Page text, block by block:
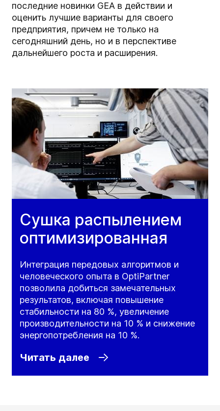
последние новинки GEA в действии и
оценить лучшие варианты для своего
предприятия, причем не только на
сегодняшний день, но и в перспективе
дальнейшего роста и расширения.
Сушка распылением
оптимизированная
Интеграция передовых алгоритмов и
человеческого опыта в OptiPartner
позволила добиться замечательных
результатов, включая повышение
стабильности на 80 %, увеличение
производительности на 10 % и снижение
энергопотребления на 10 %.
Читать далее